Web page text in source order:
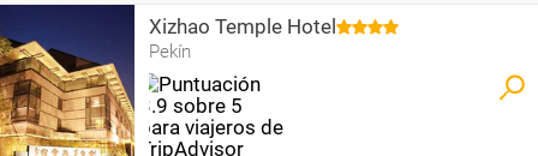
Xizhao Temple Hotel
Pekín